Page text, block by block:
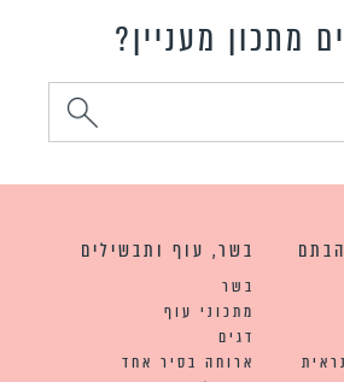
מתכון מעניין?
בשר, עוף ותבשילים
בשר
מתכוני עוף
דגים
ארוחה בסיר אחד